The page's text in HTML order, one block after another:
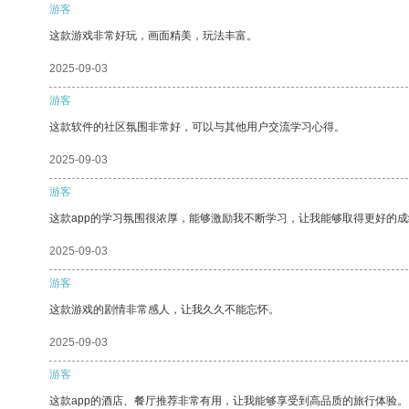
游客
这款游戏非常好玩，画面精美，玩法丰富。
2025-09-03
游客
这款软件的社区氛围非常好，可以与其他用户交流学习心得。
2025-09-03
游客
这款app的学习氛围很浓厚，能够激励我不断学习，让我能够取得更好的
2025-09-03
游客
这款游戏的剧情非常感人，让我久久不能忘怀。
2025-09-03
游客
这款app的酒店、餐厅推荐非常有用，让我能够享受到高品质的旅行体验。